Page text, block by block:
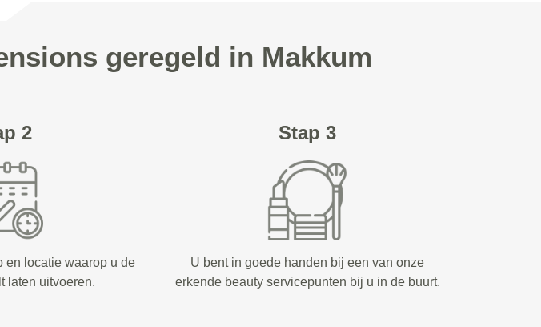
geregeld in Makkum
2
en locatie waarop u de
laten uitvoeren.
Stap 3
U bent in goede handen bij een van onze
erkende beauty servicepunten bij u in de buurt.